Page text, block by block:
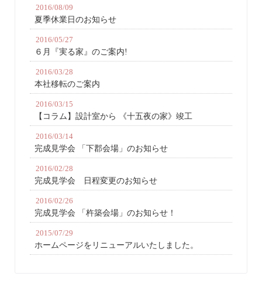
夏季休業日のお知らせ
2016/08/09
６月『実る家』のご案内!
2016/05/27
本社移転のご案内
2016/03/28
【コラム】設計室から 《十五夜の家》竣工
2016/03/15
完成見学会 「下郡会場」のお知らせ
2016/03/14
完成見学会 日程変更のお知らせ
2016/02/28
完成見学会 「杵築会場」のお知らせ！
2016/02/26
ホームページをリニューアルいたしました。
2015/07/29